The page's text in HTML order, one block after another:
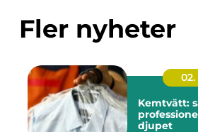
Fler nyheter
Kemtvätt:
djupet